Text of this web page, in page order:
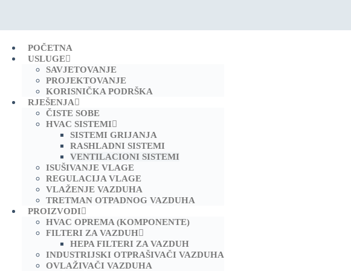
POČETNA
USLUGE
SAVJETOVANJE
PROJEKTOVANJE
KORISNIČKA PODRŠKA
RJEŠENJA
ČISTE SOBE
HVAC SISTEMI
SISTEMI GRIJANJA
RASHLADNI SISTEMI
VENTILACIONI SISTEMI
ISUŠIVANJE VLAGE
REGULACIJA VLAGE
VLAŽENJE VAZDUHA
TRETMAN OTPADNOG VAZDUHA
PROIZVODI
HVAC OPREMA (KOMPONENTE)
FILTERI ZA VAZDUH
HEPA FILTERI ZA VAZDUH
INDUSTRIJSKI OTPRAŠIVAČI VAZDUHA
OVLAŽIVAČI VAZDUHA